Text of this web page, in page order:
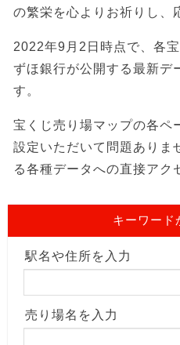
の繁栄を心よりお祈りし、
2022年9月2日時点で、各
ずほ銀行が公開する最新デ
す。
宝くじ売り場マップの各ペ
設定いただいて問題ありま
る各種データへの直接アク
キーワード
駅名や住所を入力
売り場名を入力